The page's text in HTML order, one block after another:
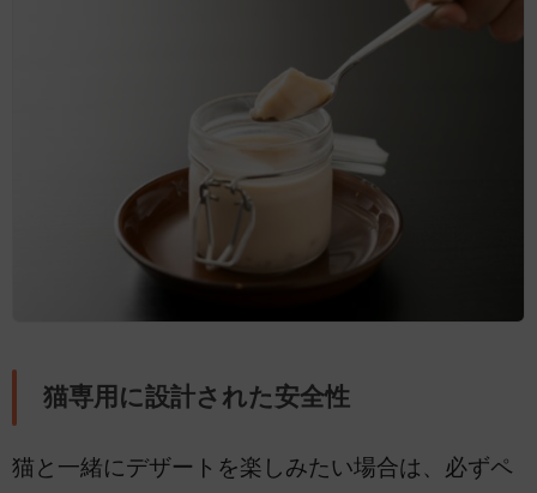
猫専用に設計された安全性
猫と一緒にデザートを楽しみたい場合は、必ずペ